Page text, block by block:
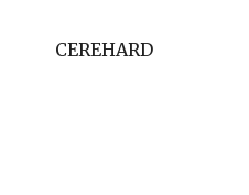
CEREHARD